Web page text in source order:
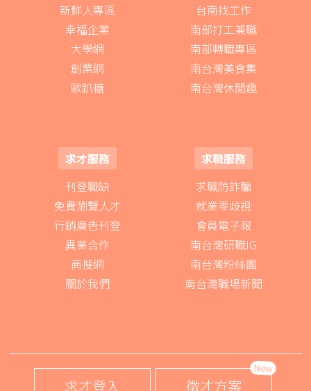
新鮮人專區
幸福企業
大學網
創業網
歐趴糖
台南找工作
南部打工兼職
南部轉職專區
南台灣美食集
南台灣休閒趣
求才服務
刊登職缺
免費瀏覽人才
行銷廣告刊登
異業合作
商搜網
關於我們
求職服務
求職防詐騙
就業零歧視
會員電子報
南台灣研職IG
南台灣粉絲團
南台灣職場新聞
求才登入 徵才方案
New